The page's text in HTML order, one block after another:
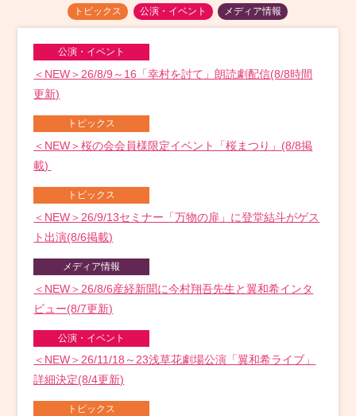
トピックス 公演・イベント メディア情報
公演・イベント
＜NEW＞26/8/9～16「幸村を討て」朗読劇配信(8/8時間
更新)
トピックス
＜NEW＞桜の会会員様限定イベント「桜まつり」(8/8掲
載)
トピックス
＜NEW＞26/9/13セミナー「万物の扉」に登堂結斗がゲス
ト出演(8/6掲載)
メディア情報
＜NEW＞26/8/6産経新聞に今村翔吾先生と翼和希インタ
ビュー(8/7更新)
公演・イベント
＜NEW＞26/11/18～23浅草花劇場公演「翼和希ライブ」
詳細決定(8/4更新)
トピックス